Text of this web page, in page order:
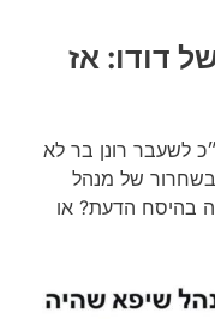
של דודו: אז
לשעבר רונן בר לא
בשחרור של מנהל
בהיסח הדעת? או